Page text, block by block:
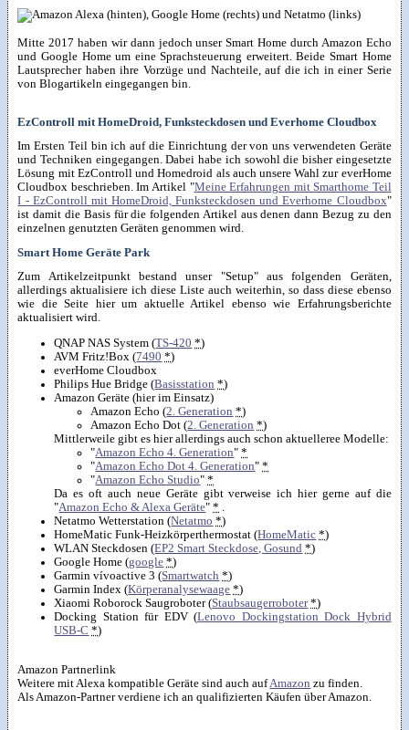
Mitte 2017 haben wir dann jedoch unser Smart Home durch Amazon Echo
und Google Home um eine Sprachsteuerung erweitert. Beide Smart Home
Lautsprecher haben ihre Vorzüge und Nachteile, auf die ich in einer Serie
von Blogartikeln eingegangen bin.
EzControll mit HomeDroid, Funksteckdosen und Everhome Cloudbox
Im Ersten Teil bin ich auf die Einrichtung der von uns verwendeten Geräte
und Techniken eingegangen. Dabei habe ich sowohl die bisher eingesetzte
Lösung mit EzControll und Homedroid als auch unsere Wahl zur everHome
Cloudbox beschrieben. Im Artikel "Meine Erfahrungen mit Smarthome Teil
I - EzControll mit HomeDroid, Funksteckdosen und Everhome Cloudbox"
ist damit die Basis für die folgenden Artikel aus denen dann Bezug zu den
einzelnen genutzten Geräten genommen wird.
Smart Home Geräte Park
Zum Artikelzeitpunkt bestand unser "Setup" aus folgenden Geräten,
allerdings aktualisiere ich diese Liste auch weiterhin, so dass diese ebenso
wie die Seite hier um aktuelle Artikel ebenso wie Erfahrungsberichte
aktualisiert wird.
QNAP NAS System (TS-420 *)
AVM Fritz!Box (7490 *)
everHome Cloudbox
Philips Hue Bridge (Basisstation *)
Amazon Geräte (hier im Einsatz)
Amazon Echo (2. Generation *)
Amazon Echo Dot (2. Generation *)
Mittlerweile gibt es hier allerdings auch schon aktuelleree Modelle:
"Amazon Echo 4. Generation"*
"Amazon Echo Dot 4. Generation"*
"Amazon Echo Studio"*
Da es oft auch neue Geräte gibt verweise ich hier gerne auf die
"Amazon Echo & Alexa Geräte"* .
Netatmo Wetterstation (Netatmo *)
HomeMatic Funk-Heizkörperthermostat (HomeMatic *)
WLAN Steckdosen (EP2 Smart Steckdose, Gosund *)
Google Home (google *)
Garmin vívoactive 3 (Smartwatch *)
Garmin Index (Körperanalysewaage *)
Xiaomi Roborock Saugroboter (Staubsaugerroboter *)
Docking Station für EDV (Lenovo Dockingstation Dock Hybrid
USB-C *)
Amazon Partnerlink
Weitere mit Alexa kompatible Geräte sind auch aufAmazon zu finden.
Als Amazon-Partner verdiene ich an qualifizierten Käufen über Amazon.